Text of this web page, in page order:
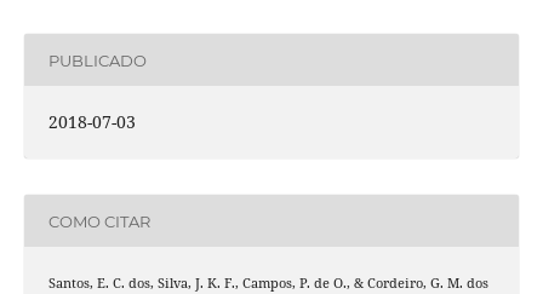
PUBLICADO
2018-07-03
COMO CITAR
Santos, E. C. dos, Silva, J. K. F., Campos, P. de O., & Cordeiro, G. M. dos